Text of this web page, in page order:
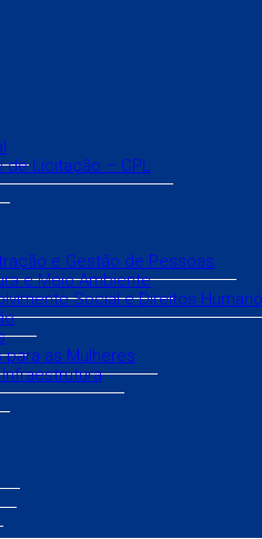
de Licitação – CPL
e Gestão de Pessoas
e Meio Ambiente
Social e Direitos
as Mulheres